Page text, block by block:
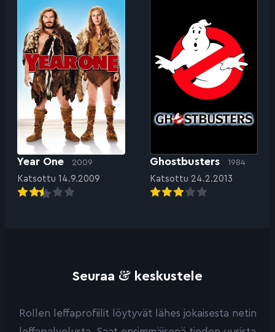
Year One 2009
Katsottu 14.9.2009
Ghostbusters 1984
Katsottu 24.2.2013
Seuraa & keskustele
Rollen leffaprofiilit löytyvät lähes jokaisesta netin